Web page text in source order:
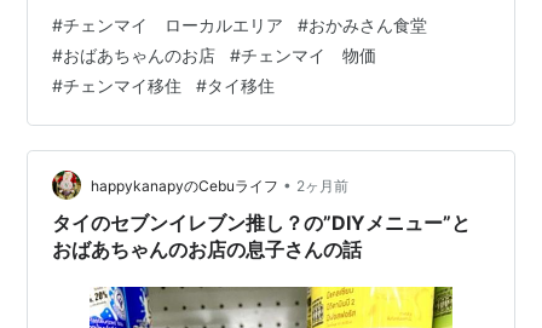
ているビザのキャンセル手続きで移民局に行く必要があ
るんですが、数日前に学校に問合せをしたんです。 学校
によると、今移民局が激混みで、別の生徒複数名が同じ
手続きで移民局に出向いたら受付が回ってくるまで２～
３週間待ちだと言われたそうですΣ(･ω･ﾉ)ﾉ！ で、それを
避けるために、学…
#チェンマイ ローカルエリア #おかみさん食堂
#おばあちゃんのお店 #チェンマイ 物価
#チェンマイ移住 #タイ移住
happykanapyのCebuライフ • 2ヶ月前
タイのセブンイレブン推し？の”DIYメニュー”と
おばあちゃんのお店の息子さんの話